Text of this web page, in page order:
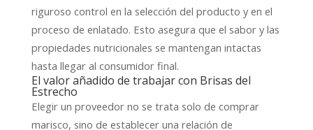
riguroso control en la selección del producto y en el
proceso de enlatado. Esto asegura que el sabor y las
propiedades nutricionales se mantengan intactas
hasta llegar al consumidor final.
El valor añadido de trabajar con Brisas del
Estrecho
Elegir un proveedor no se trata solo de comprar
marisco, sino de establecer una relación de